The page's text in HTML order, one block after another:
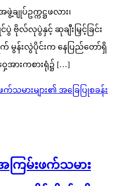
ချုပ်ဥက္ကဋ္ဌဖလား၊
ဗိုလ်လုပွဲနှင့် ဆုချီးမြှင့်ခြင်း
မွန်းလွဲပိုင်းက နေပြည်တော်ရှိ
အားကစားရုံ၌ […]
ကြမ်းဖက်သမား